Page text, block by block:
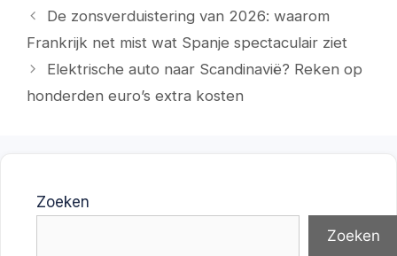
De zonsverduistering van 2026: waarom
Frankrijk net mist wat Spanje spectaculair ziet
Elektrische auto naar Scandinavië? Reken op
honderden euro’s extra kosten
Zoeken
Zoeken